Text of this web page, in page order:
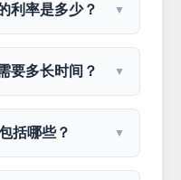
利率是多少？ ▼
要多长时间？ ▼
括哪些？ ▼